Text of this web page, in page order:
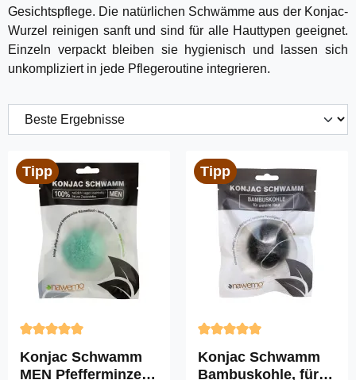
Gesichtspflege. Die natürlichen Schwämme aus der Konjac-
Wurzel reinigen sanft und sind für alle Hauttypen geeignet.
Einzeln verpackt bleiben sie hygienisch und lassen sich
unkompliziert in jede Pflegeroutine integrieren.
Tipp
Durchschnittliche Bewertung von 5 von 5 Sternen
Konjac Schwamm
MEN Pfefferminze,
Tipp
Durchschnittliche
Konjac Schwamm
Bambuskohle, für